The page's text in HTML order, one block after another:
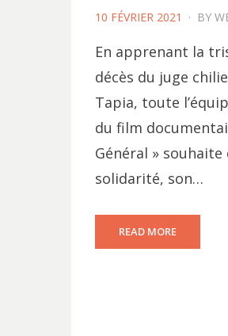
POSTED
10 FÉVRIER 2021 BY
En apprenant la
décès du juge
Tapia, toute
du film
Général »
solidarité, son…
READ MORE